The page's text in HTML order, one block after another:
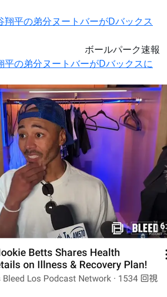
ボールパーク速報
平の弟分ヌートバーがDバックスに